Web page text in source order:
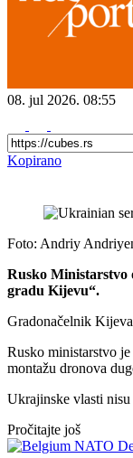
08. jul 2026. 08:55
Kopirano
Foto: Andriy
Rusko Ministarstvo
gradu Kijevu“.
Gradonačelnik
Rusko ministarstvo
montažu dronova
Ukrajinske vlasti
Pročitajte još